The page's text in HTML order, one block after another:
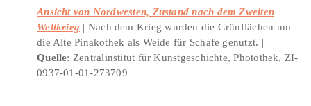
Ansicht von Nordwesten, Zustand nach dem Zweiten
Weltkrieg
Nach dem Krieg wurden die Grünflächen um
die Alte Pinakothek als Weide für Schafe genutzt.
Quelle: Zentralinstitut für Kunstgeschichte, Photothek, ZI-
0937-01-01-273709